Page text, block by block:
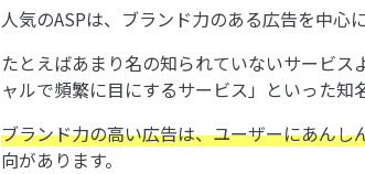
人気のASPは、ブランド力のある広告を中心
たとえばあまり名の知られていないサービ
ャルで頻繁に目にするサービス」といった知
ブランド力の高い広告は、ユーザーにあんし
向があります。